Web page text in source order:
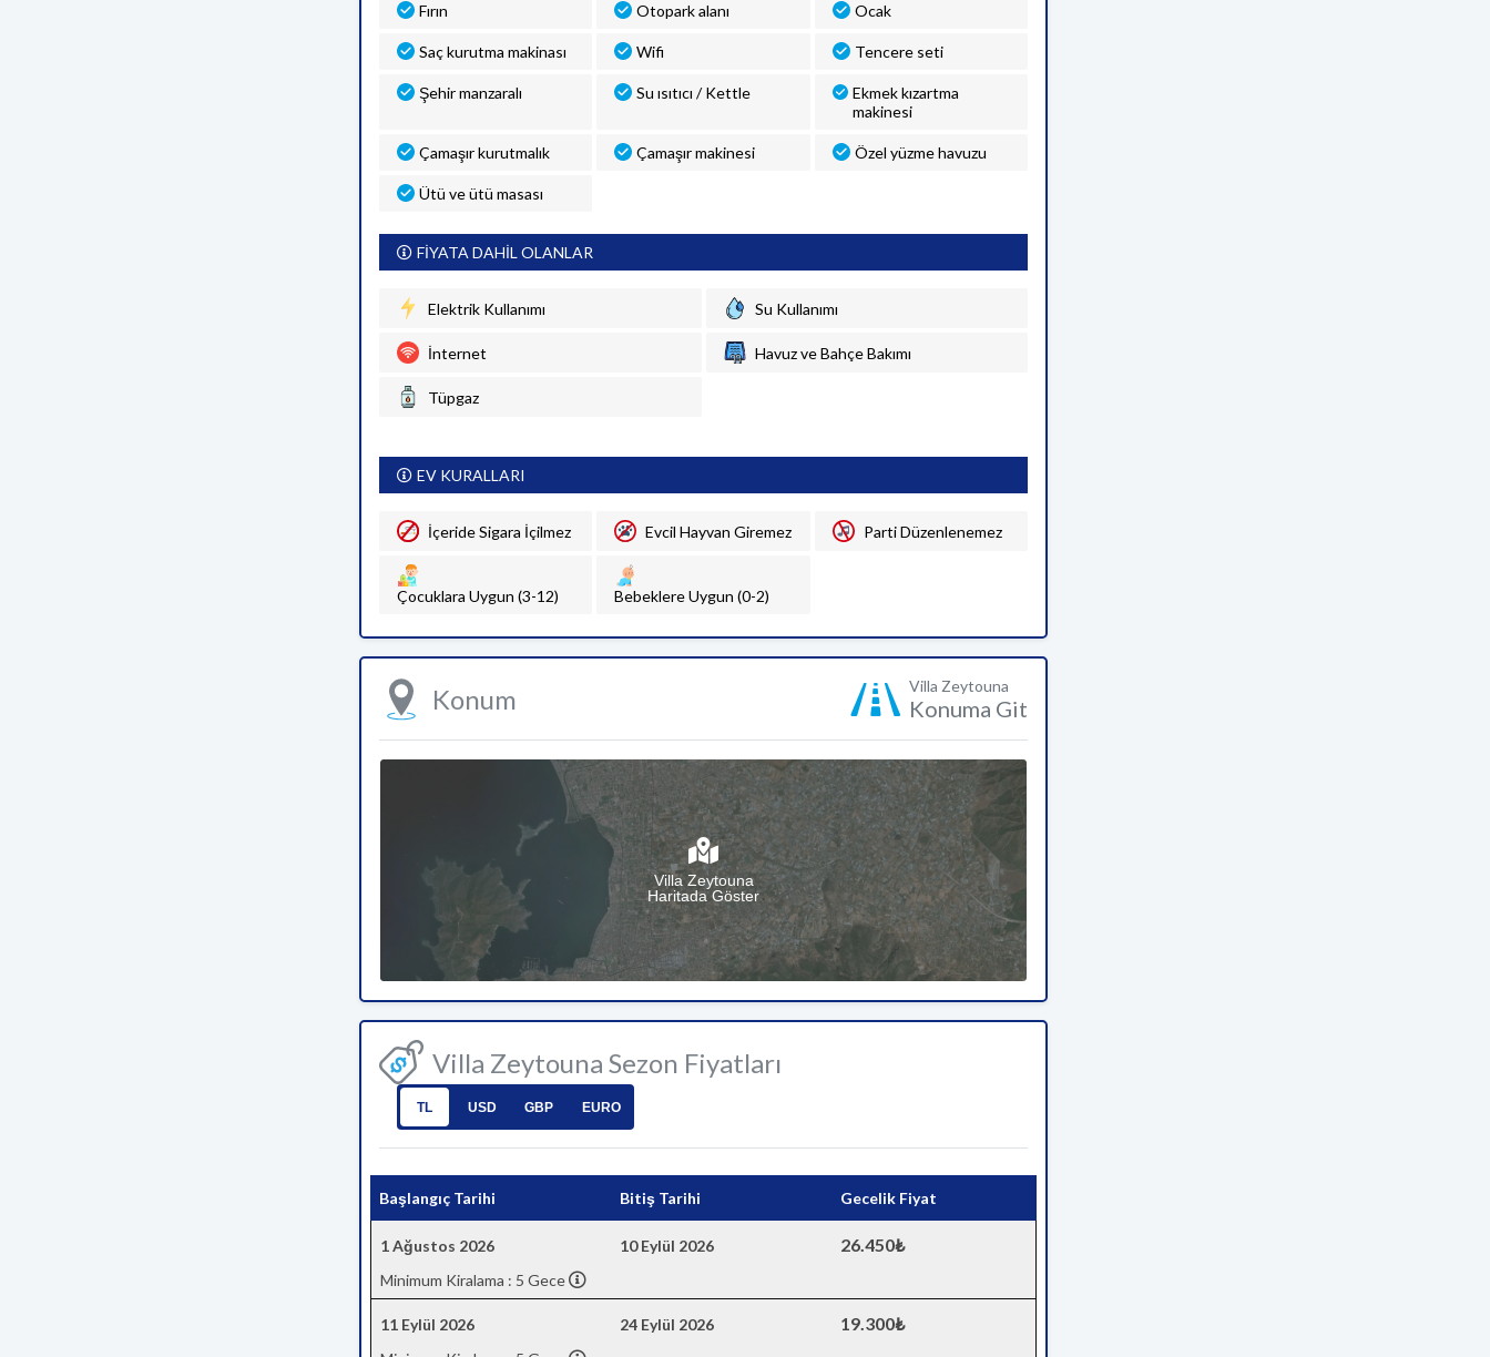
Fırın Otopark alanı Ocak
Saç kurutma makinası Wifi Tencere seti
Şehir manzaralı Su ısıtıcı / Kettle
Ekmek kızartma
makinesi
Çamaşır kurutmalık Çamaşır makinesi Özel yüzme havuzu
Ütü ve ütü masası
FİYATA DAHİL OLANLAR
Elektrik Kullanımı Su Kullanımı
İnternet Havuz ve Bahçe Bakımı
Tüpgaz
EV KURALLARI
İçeride Sigara İçilmez Evcil Hayvan Giremez Parti Düzenlenemez
Çocuklara Uygun (3-12) Bebeklere Uygun (0-2)
Konum Villa Zeytouna
Konuma Git
Villa Zeytouna
Haritada Göster
Villa Zeytouna Sezon Fiyatları
TL USD GBP EURO
Başlangıç Tarihi Bitiş Tarihi Gecelik Fiyat
1 Ağustos 2026 10 Eylül 2026 26.450₺
Minimum Kiralama : 5 Gece
11 Eylül 2026 24 Eylül 2026 19.300₺